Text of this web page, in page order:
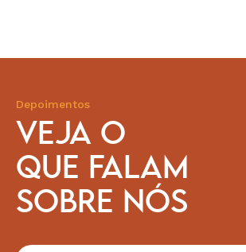
Depoimentos
VEJA O
QUE FALAM
SOBRE NÓS